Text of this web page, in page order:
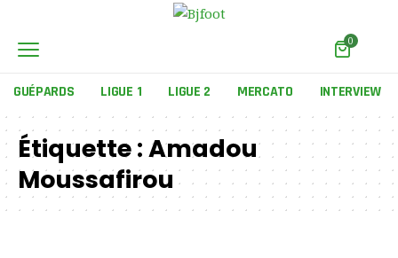
0
GUÉPARDS LIGUE 1 LIGUE 2 MERCATO INTERVIEW
Étiquette :Amadou
Moussafirou